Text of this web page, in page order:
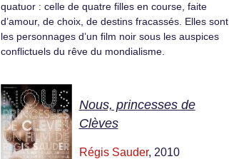
quatuor : celle de quatre filles en course, faite
d’amour, de choix, de destins fracassés. Elles sont
les personnages d’un film noir sous les auspices
conflictuels du rêve du mondialisme.
Nous, princesses de
Clèves
Régis Sauder, 2010